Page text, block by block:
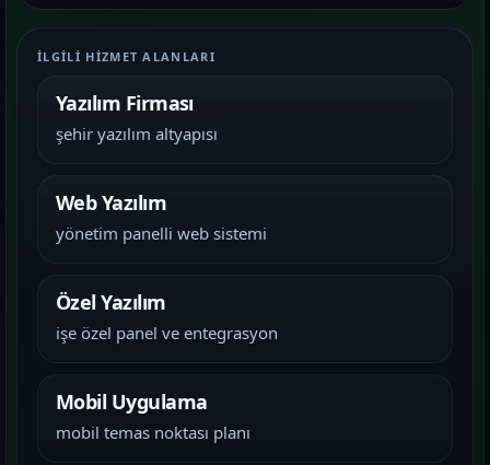
İLGILI HIZMET ALANLARI
Yazılım Firması
şehir yazılım altyapısı
Web Yazılım
yönetim panelli web sistemi
Özel Yazılım
işe özel panel ve entegrasyon
Mobil Uygulama
mobil temas noktası planı